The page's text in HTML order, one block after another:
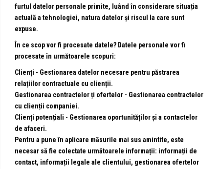
furtul datelor personale primite, luând în considerare situația
actuală a tehnologiei, natura datelor și riscul la care sunt
expuse.
În ce scop vor fi procesate datele? Datele personale vor fi
procesate în următoarele scopuri:
Clienți - Gestionarea datelor necesare pentru păstrarea
relațiilor contractuale cu clienții.
Gestionarea contractelor ți ofertelor - Gestionarea contractelor
cu clienții companiei.
Clienți potențiali - Gestionarea oportunităților și a contactelor
de afaceri.
Pentru a pune în aplicare măsurile mai sus amintite, este
necesar să fie colectate următoarele informații: informații de
contact, informații legale ale clientului, gestionarea ofertelor